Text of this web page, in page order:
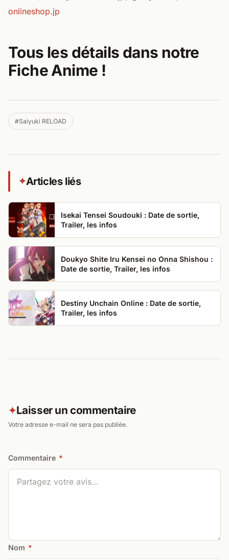
onlineshop.jp
Tous les détails dans notre
Fiche Anime !​
#Saiyuki RELOAD
✦Articles liés
Isekai Tensei Soudouki : Date de sortie,
Trailer, les infos
Doukyo Shite Iru Kensei no Onna Shishou :
Date de sortie, Trailer, les infos
Destiny Unchain Online : Date de sortie,
Trailer, les infos
✦Laisser un commentaire
Votre adresse e-mail ne sera pas publiée.
Commentaire *
Nom *